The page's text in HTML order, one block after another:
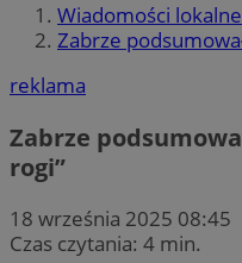
Wiadomości lokalne
Zabrze
reklama
Zabrze
rogi”
18 września 2025 08:45
Czas czytania: 4 min.